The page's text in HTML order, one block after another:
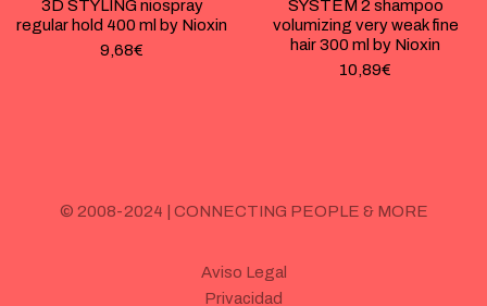
3D STYLING niospray
regular hold 400 ml by Nioxin
9,68€
SYSTEM 2 shampoo
volumizing very weak fine
hair 300 ml by Nioxin
10,89€
© 2008-2024 | CONNECTING PEOPLE & MORE
Aviso Legal
Privacidad